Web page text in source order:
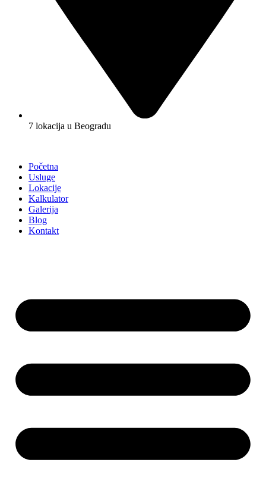
7 lokacija u Beogradu
Početna
Usluge
Lokacije
Kalkulator
Galerija
Blog
Kontakt